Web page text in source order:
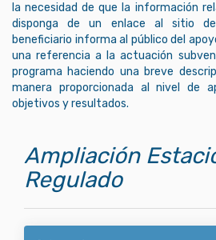
la necesidad de que la información
disponga de un enlace al sitio
beneficiario informa al público del
una referencia a la actuación
programa haciendo una breve
manera proporcionada al nivel de
objetivos y resultados.
Ampliación
Regulado